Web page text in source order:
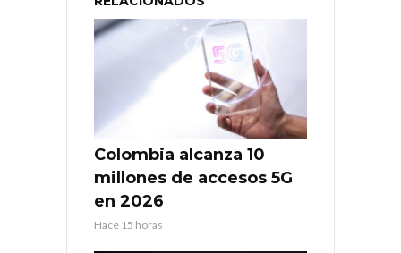
Colombia alcanza 10
millones de accesos 5G
en 2026
Hace 15 horas